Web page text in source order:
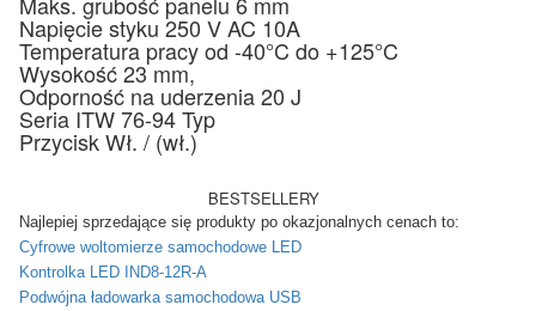
Napięcie styku 250 V AC 10A
Temperatura pracy od -40°C do +125°C
Wysokość 23 mm,
Odporność na uderzenia 20 J
Seria ITW 76-94 Typ
Przycisk Wł. / (wł.)
BESTSELLERY
Najlepiej sprzedające się produkty po okazjonalnych cenach to:
Cyfrowe woltomierze samochodowe LED
Kontrolka LED IND8-12R-A
Podwójna ładowarka samochodowa USB